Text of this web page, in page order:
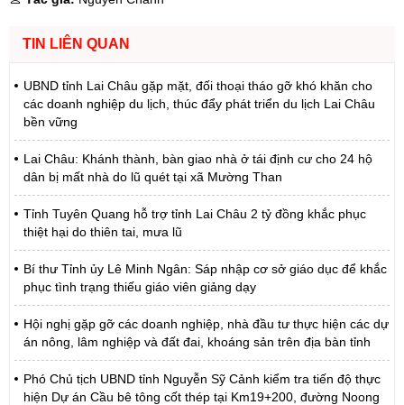
TIN LIÊN QUAN
UBND tỉnh Lai Châu gặp mặt, đối thoại tháo gỡ khó khăn cho
các doanh nghiệp du lịch, thúc đẩy phát triển du lịch Lai Châu
bền vững
Lai Châu: Khánh thành, bàn giao nhà ở tái định cư cho 24 hộ
dân bị mất nhà do lũ quét tại xã Mường Than
Tỉnh Tuyên Quang hỗ trợ tỉnh Lai Châu 2 tỷ đồng khắc phục
thiệt hại do thiên tai, mưa lũ
Bí thư Tỉnh ủy Lê Minh Ngân: Sáp nhập cơ sở giáo dục để khắc
phục tình trạng thiếu giáo viên giảng dạy
Hội nghị gặp gỡ các doanh nghiệp, nhà đầu tư thực hiện các dự
án nông, lâm nghiệp và đất đai, khoáng sản trên địa bàn tỉnh
Phó Chủ tịch UBND tỉnh Nguyễn Sỹ Cảnh kiểm tra tiến độ thực
hiện Dự án Cầu bê tông cốt thép tại Km19+200, đường Noong